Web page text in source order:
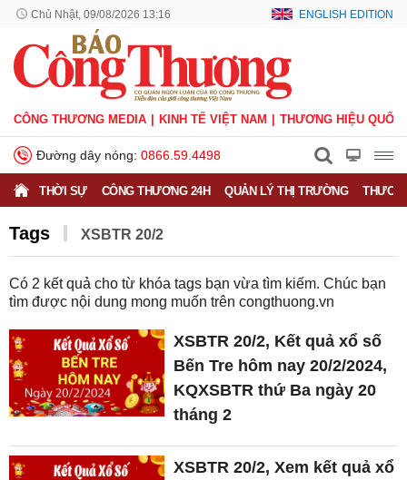
Chủ Nhật, 09/08/2026 13:16 ENGLISH EDITION
CÔNG THƯƠNG MEDIA KINH TẾ VIỆT NAM THƯƠNG HIỆU QUỐC
Đường dây nóng: 0866.59.4498
THỜI SỰ CÔNG THƯƠNG 24H QUẢN LÝ THỊ TRƯỜNG
Tags XSBTR 20/2
Có 2 kết quả cho từ khóa tags bạn vừa tìm kiếm. Chúc bạn
tìm được nội dung mong muốn trên congthuong.vn
XSBTR 20/2, Kết quả xổ số
Bến Tre hôm nay 20/2/2024,
KQXSBTR thứ Ba ngày 20
tháng 2
XSBTR 20/2, Xem kết quả xổ